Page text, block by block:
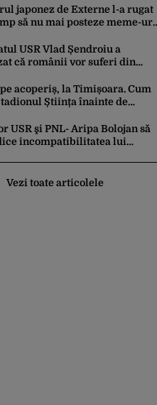
consumul populației
japonez de Externe l-a rugat
să nu mai posteze meme-uri
platformele social-media
USR Vlad Șendroiu a
că românii vor suferi din
vor specula și după vor crește
acoperiș, la Timișoara. Cum
Știința înainte de
tribunei
USR şi PNL- Aripa Bolojan să
incompatibilitatea lui
Vezi toate articolele